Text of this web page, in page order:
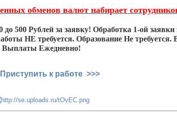
обменов валют набирает
500 Рублей за заявку! Обработка 1-ой заявки
НЕ требуется. Образование Не требуется.
Выплаты Ежедневно!
к работе >>>